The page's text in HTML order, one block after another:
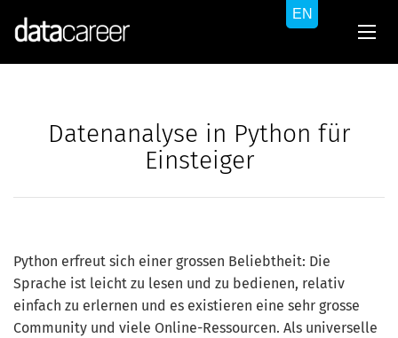
Datenanalyse in Python für
Einsteiger
Python erfreut sich einer grossen Beliebtheit: Die
Sprache ist leicht zu lesen und zu bedienen, relativ
einfach zu erlernen und es existieren eine sehr grosse
Community und viele Online-Ressourcen. Als universelle